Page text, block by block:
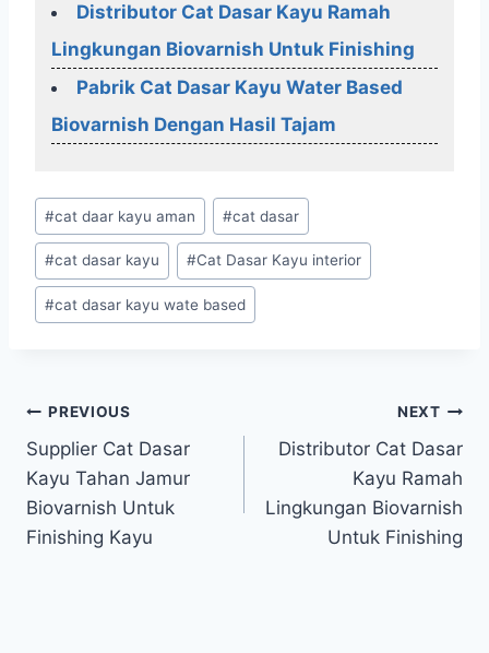
Distributor Cat Dasar Kayu Ramah
Lingkungan Biovarnish Untuk Finishing
Pabrik Cat Dasar Kayu Water Based
Biovarnish Dengan Hasil Tajam
Post
Tags:
#cat daar kayu aman #cat dasar
#cat dasar kayu #Cat Dasar Kayu interior
#cat dasar kayu wate based
Post
navigation
PREVIOUS
Supplier Cat Dasar
Kayu Tahan Jamur
Biovarnish Untuk
Finishing Kayu
NEXT
Distributor Cat Dasar
Kayu Ramah
Lingkungan Biovarnish
Untuk Finishing